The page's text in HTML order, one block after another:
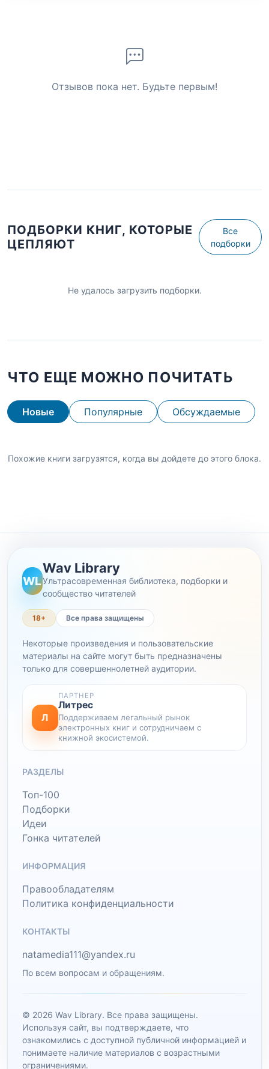
Отзывов пока нет. Будьте первым!
ПОДБОРКИ КНИГ, КОТОРЫЕ
ЦЕПЛЯЮТ
Все
подборки
Не удалось загрузить подборки.
ЧТО ЕЩЕ МОЖНО ПОЧИТАТЬ
Новые Популярные Обсуждаемые
Похожие книги загрузятся, когда вы дойдете до этого блока.
WL
Wav Library
Ультрасовременная библиотека, подборки и
сообщество читателей
18+ Все права защищены
Некоторые произведения и пользовательские
материалы на сайте могут быть предназначены
только для совершеннолетней аудитории.
Л
ПАРТНЕР
Литрес
Поддерживаем легальный рынок
электронных книг и сотрудничаем с
книжной экосистемой.
РАЗДЕЛЫ
Топ-100
Подборки
Идеи
Гонка читателей
ИНФОРМАЦИЯ
Правообладателям
Политика конфиденциальности
КОНТАКТЫ
natamedia111@yandex.ru
По всем вопросам и обращениям.
© 2026 Wav Library. Все права защищены.
Используя сайт, вы подтверждаете, что
ознакомились с доступной публичной информацией и
понимаете наличие материалов с возрастными
ограничениями.